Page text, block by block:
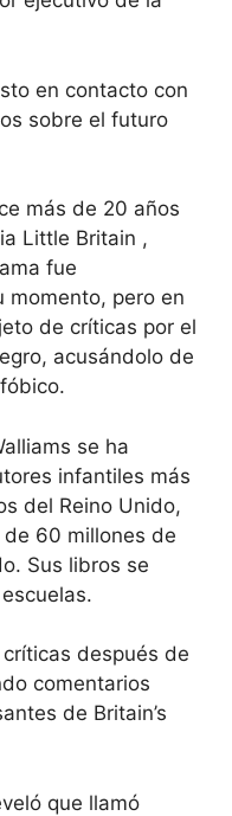
en contacto con
sobre el futuro
más de 20 años
Little Britain ,
fue
momento, pero en
de críticas por el
acusándolo de
se ha
infantiles más
del Reino Unido,
60 millones de
Sus libros se
después de
comentarios
de Britain’s
que llamó